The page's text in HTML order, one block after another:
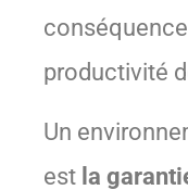
productivité
Un
est la